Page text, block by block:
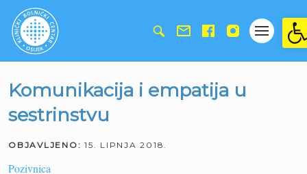
Komunikacija i empatija u
sestrinstvu
OBJAVLJENO: 15. LIPNJA 2018.
Pozivnica